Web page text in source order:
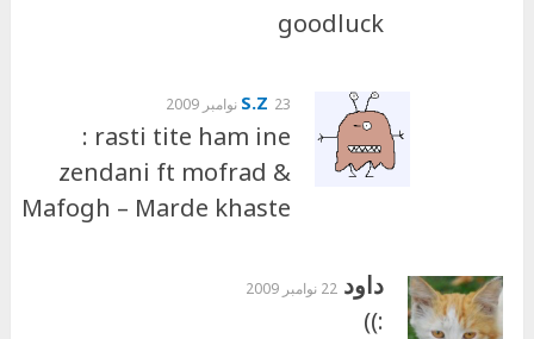
goodluck
S.Z 23 نوامبر 2009
rasti tite ham ine :
zendani ft mofrad &
Mafogh – Marde khaste
داود 22 نوامبر 2009
:))